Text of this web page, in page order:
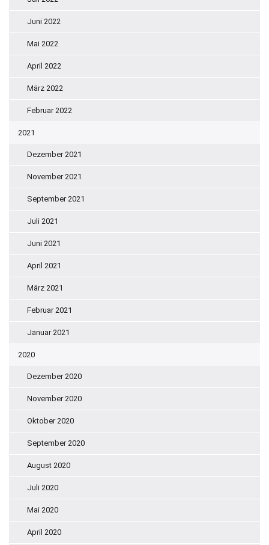
Juni 2022
Mai 2022
April 2022
März 2022
Februar 2022
2021
Dezember 2021
November 2021
September 2021
Juli 2021
Juni 2021
April 2021
März 2021
Februar 2021
Januar 2021
2020
Dezember 2020
November 2020
Oktober 2020
September 2020
August 2020
Juli 2020
Mai 2020
April 2020